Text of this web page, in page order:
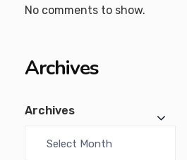
No comments to show.
Archives
Archives